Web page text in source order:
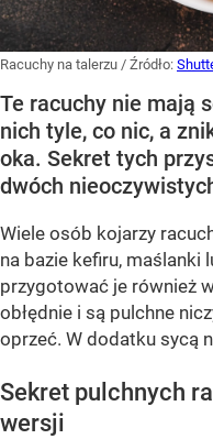
Racuchy na talerzu / Źródło:
Te racuchy nie mają
nich tyle, co nic, a
oka. Sekret tych
dwóch
Wiele osób kojarzy
na bazie kefiru, maślanki
przygotować je również
obłędnie i są pulchne
oprzeć. W dodatku sycą
Sekret pulchnych
wersji